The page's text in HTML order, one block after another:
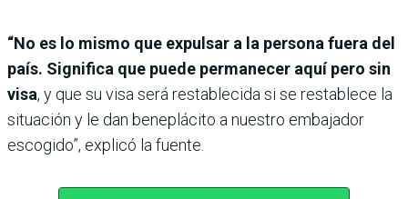
“No es lo mismo que expulsar a la persona fuera del
país. Significa que puede permanecer aquí pero sin
visa, y que su visa será restablecida si se restablece la
situación y le dan beneplácito a nuestro embajador
escogido”, explicó la fuente.